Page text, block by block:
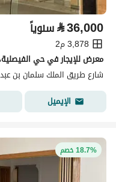
⃁36,000 سنوياً
3,878 م2
معرض للإيجار في حي
الإيميل
18.7% خصم